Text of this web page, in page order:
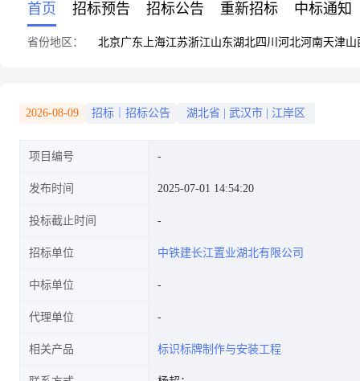
首页 招标预告 招标公告 重新招标 中标通知
省份地区： 北京广东 上海江苏浙江山东湖北四川 河北河南天津山
2026-08-09 招标｜招标公告 湖北省 武汉市 江岸区
项目编号
发布时间 2025-07-01 14:54:20
投标截止时间
招标单位 中铁建长江置业湖北有限公司
中标单位
代理单位
相关产品 标识标牌制作与安装工程